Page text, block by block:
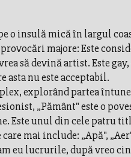
o insulă mică în largul
majore: Este
să devină artist. Este
asta nu este acceptabil.
explorând partea
„Pământ" este o
Este unul din cele patru
mai include: „Apă",
eu lucrurile, după vreo